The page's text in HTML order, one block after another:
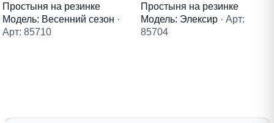
Простыня на резинке
Модель: Весенний сезон ·
Арт: 85710
Простыня на резинке
Модель: Элексир · Арт:
85704